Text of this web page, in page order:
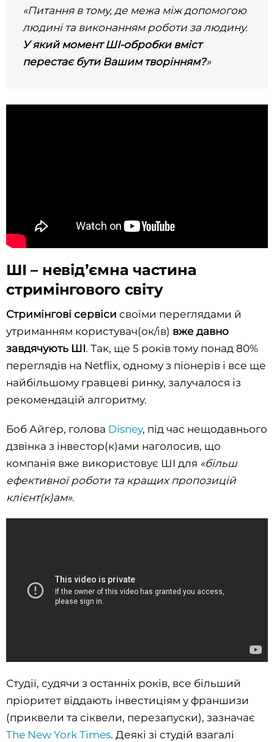
«Питання в тому, де межа між допомогою
людині та виконанням роботи за людину.
У який момент ШІ-обробки вміст
перестає бути Вашим творінням?»
ШІ – невідʼємна частина
стримінгового світу
Стримінгові сервіси своїми переглядами й
утриманням користувач(ок/ів) вже давно
завдячують ШІ. Так, ще 5 років тому понад 80%
переглядів на Netflix, одному з піонерів і все ще
найбільшому гравцеві ринку, залучалося із
рекомендацій алгоритму.
Боб Айгер, голова Disney, під час нещодавнього
дзвінка з інвестор(к)ами наголосив, що
компанія вже використовує ШІ для «більш
ефективної роботи та кращих пропозицій
клієнт(к)ам».
Студії, судячи з останніх років, все більший
пріоритет віддають інвестиціям у франшизи
(приквели та сіквели, перезапуски), зазначає
The New York Times. Деякі зі студій взагалі